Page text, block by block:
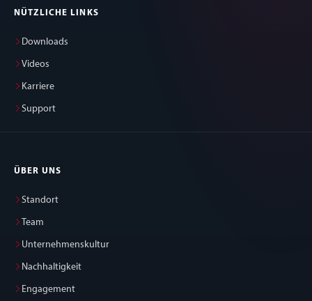
NÜTZLICHE LINKS
Downloads
Videos
Karriere
Support
ÜBER UNS
Standort
Team
Unternehmenskultur
Nachhaltigkeit
Engagement